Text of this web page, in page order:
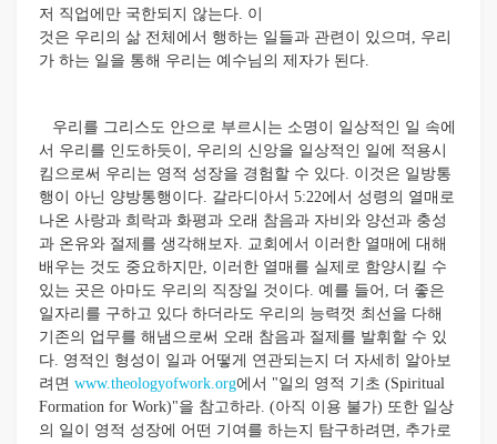
저 직업에만 국한되지 않는다. 이
것은 우리의 삶 전체에서 행하는 일들과 관련이 있으며, 우리
가 하는 일을 통해 우리는 예수님의 제자가 된다.
우리를 그리스도 안으로 부르시는 소명이 일상적인 일 속에
서 우리를 인도하듯이, 우리의 신앙을 일상적인 일에 적용시
킴으로써 우리는 영적 성장을 경험할 수 있다. 이것은 일방통
행이 아닌 양방통행이다. 갈라디아서 5:22에서 성령의 열매로
나온 사랑과 희락과 화평과 오래 참음과 자비와 양선과 충성
과 온유와 절제를 생각해보자. 교회에서 이러한 열매에 대해
배우는 것도 중요하지만, 이러한 열매를 실제로 함양시킬 수
있는 곳은 아마도 우리의 직장일 것이다. 예를 들어, 더 좋은
일자리를 구하고 있다 하더라도 우리의 능력껏 최선을 다해
기존의 업무를 해냄으로써 오래 참음과 절제를 발휘할 수 있
다. 영적인 형성이 일과 어떻게 연관되는지 더 자세히 알아보
려면 www.theologyofwork.org에서 "일의 영적 기초 (Spiritual
Formation for Work)"을 참고하라. (아직 이용 불가) 또한 일상
의 일이 영적 성장에 어떤 기여를 하는지 탐구하려면, 추가로